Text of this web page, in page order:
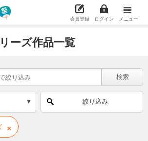
会員登録 ログイン メニュー
ーズ作品一覧
検索
絞り込み
×